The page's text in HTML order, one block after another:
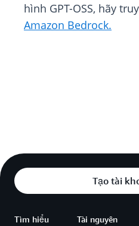
hình GPT-OSS, hãy
Amazon Bedrock.
Tạo tài
Tìm hiểu Tài nguyên